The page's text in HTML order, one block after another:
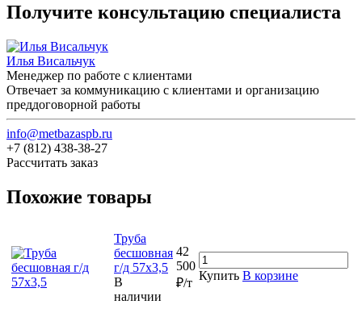
Получите консультацию специалиста
Илья Висальчук
Менеджер по работе с клиентами
Отвечает за коммуникацию с клиентами и организацию
преддоговорной работы
info@metbazaspb.ru
+7 (812) 438-38-27
Рассчитать заказ
Похожие товары
Труба
бесшовная
г/д 57х3,5
В
наличии
42
500
₽/т
Купить В корзине